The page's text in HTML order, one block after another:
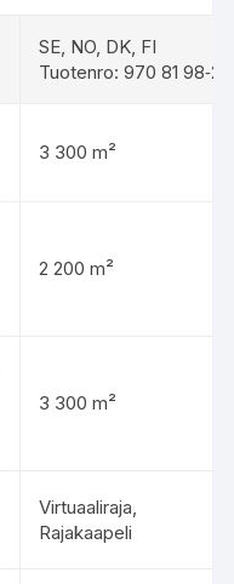
SE, NO, DK, FI
Tuotenro: 970 81 98‑21
3 300 m²
2 200 m²
3 300 m²
Virtuaaliraja,
Rajakaapeli